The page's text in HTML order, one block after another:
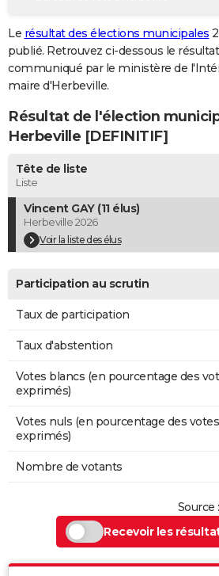
GUIDES D'ACHAT
BONS PLANS
CARTE DE VOEUX
Carte de Noël
Carte Bonne année
Carte Saint-Valentin
Carte Pâques
Carte d'anniversaire
Dictionnaire
Biographies
Citations
Expressions
Proverbes
PROGRAMME TV
COPAINS D'AVANT
S'inscrire
Se connecter
Lycées
Collèges
Primaires
Universités
Entreprises
Service militaire
Avis de recherche
AVIS DE DÉCÈS
FORUM
Le résultat des élections municipales
publié. Retrouvez ci-dessous le
communiqué par le ministère de
maire d'Herbeville.
Résultat de l'élection
Herbeville [DEFINITIF]
Tête de liste
Liste
Vincent GAY (11 élus)
Herbeville 2026
Voir la liste des élus
Participation au scrutin
Taux de participation
Taux d'abstention
Votes blancs (en pourcentage des
exprimés)
Votes nuls (en pourcentage des votes
exprimés)
Nombre de votants
Source :
Recevoir les